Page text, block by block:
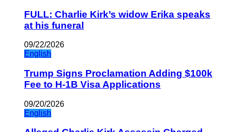
FULL: Charlie Kirk’s widow Erika speaks
at his funeral
09/22/2026
English
Trump Signs Proclamation Adding $100k
Fee to H-1B Visa Applications
09/20/2026
English